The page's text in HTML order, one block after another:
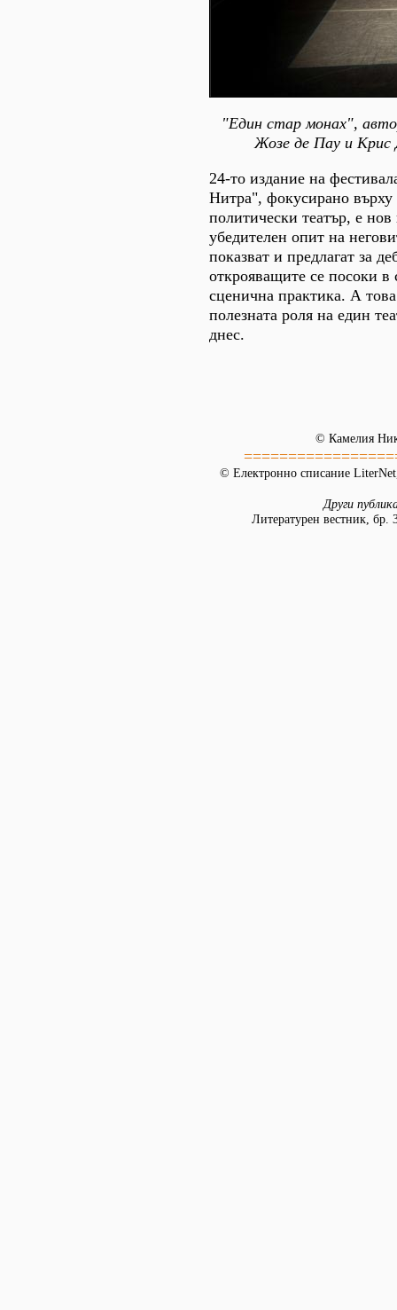
"Един стар монах",
Жозе де Пау и
24-то издание на
Нитра", фокусирано върху
политически театър, е нов
убедителен опит на
показват и предлагат за
открояващите се посоки в
сценична практика. А
полезната роля на един
днес.
© Камелия
© Електронно списание
Други
Литературен вестник, бр.